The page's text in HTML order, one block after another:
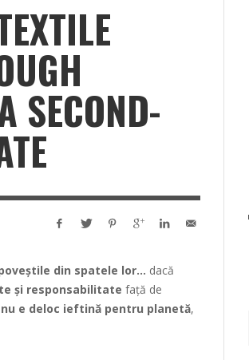
SECOND-
din spatele lor… dacă
și responsabilitate față de
e deloc ieftină pentru planetă,